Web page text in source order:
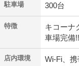
駐車場 300台
特徴
キコーナ
車場完備!!
店内環境 Wi-Fi、